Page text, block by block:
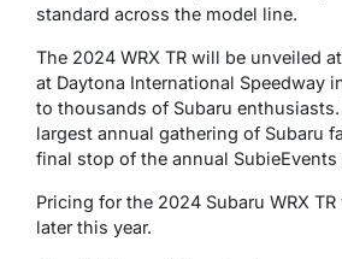
standard across the model line.
The 2024 WRX TR will be unveiled
at Daytona International Speedway
to thousands of Subaru
largest annual gathering of Subaru
final stop of the annual
Pricing for the 2024 Subaru WRX
later this year.